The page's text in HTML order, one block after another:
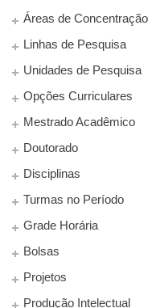
Áreas de Concentração
Linhas de Pesquisa
Unidades de Pesquisa
Opções Curriculares
Mestrado Acadêmico
Doutorado
Disciplinas
Turmas no Período
Grade Horária
Bolsas
Projetos
Produção Intelectual